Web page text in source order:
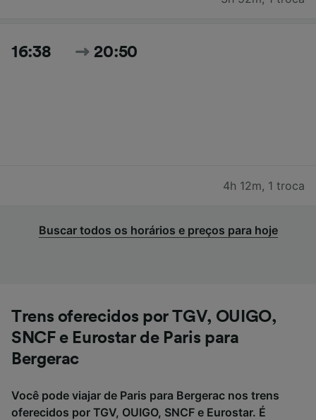
16:38 20:50
4h 12m, 1 troca
Buscar todos os horários e preços para hoje
Trens oferecidos por TGV, OUIGO,
SNCF e Eurostar de Paris para
Bergerac
Você pode viajar de Paris para Bergerac nos trens
oferecidos por TGV, OUIGO, SNCF e Eurostar. É